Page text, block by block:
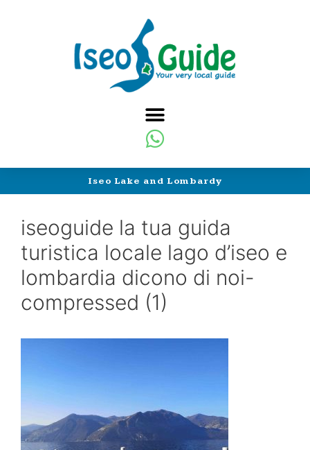
Iseo Lake and Lombardy
iseoguide la tua guida
turistica locale lago d’iseo e
lombardia dicono di noi-
compressed (1)